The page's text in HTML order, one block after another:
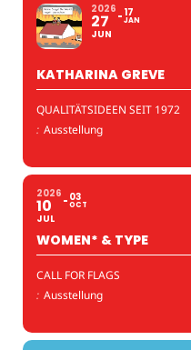
2026
27
JUN
17
JAN
KATHARINA GREVE
QUALITÄTSIDEEN SEIT 1972
: Ausstellung
2026
10
JUL
03
OCT
WOMEN* & TYPE
CALL FOR FLAGS
: Ausstellung